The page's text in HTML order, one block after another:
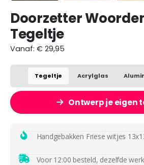
Doorzetter
Tegeltje
Vanaf: € 29,95
Tegeltje Acrylglas
Ontwerp je eigen
Handgebakken Friese witjes
Voor 12:00 besteld, dezelfde